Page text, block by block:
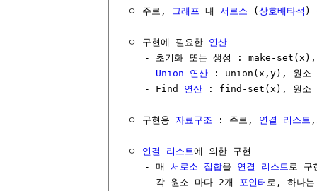
  ㅇ 주로,
그래프 내 서로소 (상호배타적 )
  ㅇ 구현에 필요한
연산
- 초기화 또는 생성 : make-
     -
Union 연산 : union(x,y), 원소
     - Find
연산 : find-set(x), 원소
  ㅇ 구현용
자료구조 : 주로, 연결 리스트 ,
  ㅇ
연결 리스트에 의한 구현
     - 매
서로소 집합을 연결 리스트 로 구
     - 각 원소 마다 2개
포인터 로, 하나